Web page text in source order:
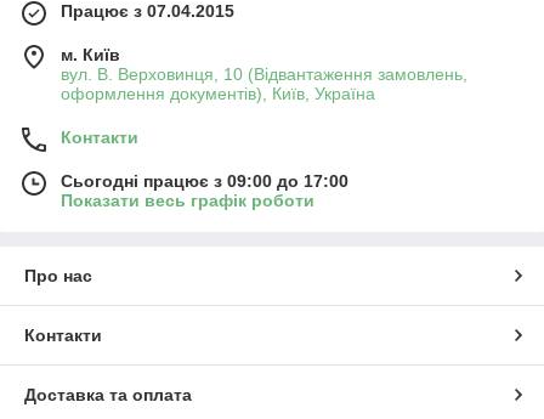
Працює з 07.04.2015
м. Київ
вул. В. Верховинця, 10 (Відвантаження замовлень,
оформлення документів), Київ, Україна
Контакти
Сьогодні працює з 09:00 до 17:00
Показати весь графік роботи
Про нас
Контакти
Доставка та оплата